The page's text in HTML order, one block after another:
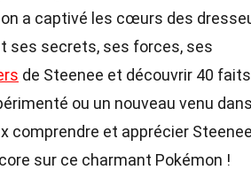
a captivé les cœurs des
ses secrets, ses forces, ses
de Steenee et découvrir 40 faits
ou un nouveau venu
comprendre et apprécier
sur ce charmant Pokémon !